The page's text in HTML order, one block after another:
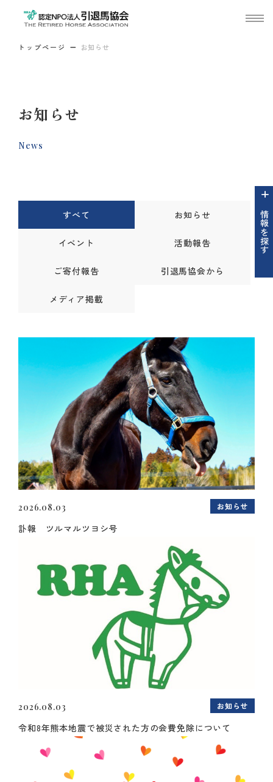
トップページ お知らせ
お知らせ
News
情報を探す
すべて お知らせ
イベント 活動報告
ご寄付報告 引退馬協会から
メディア掲載
2026.08.03 お知らせ
訃報 ツルマルツヨシ号
2026.08.03 お知らせ
令和8年熊本地震で被災された方の会費免除について